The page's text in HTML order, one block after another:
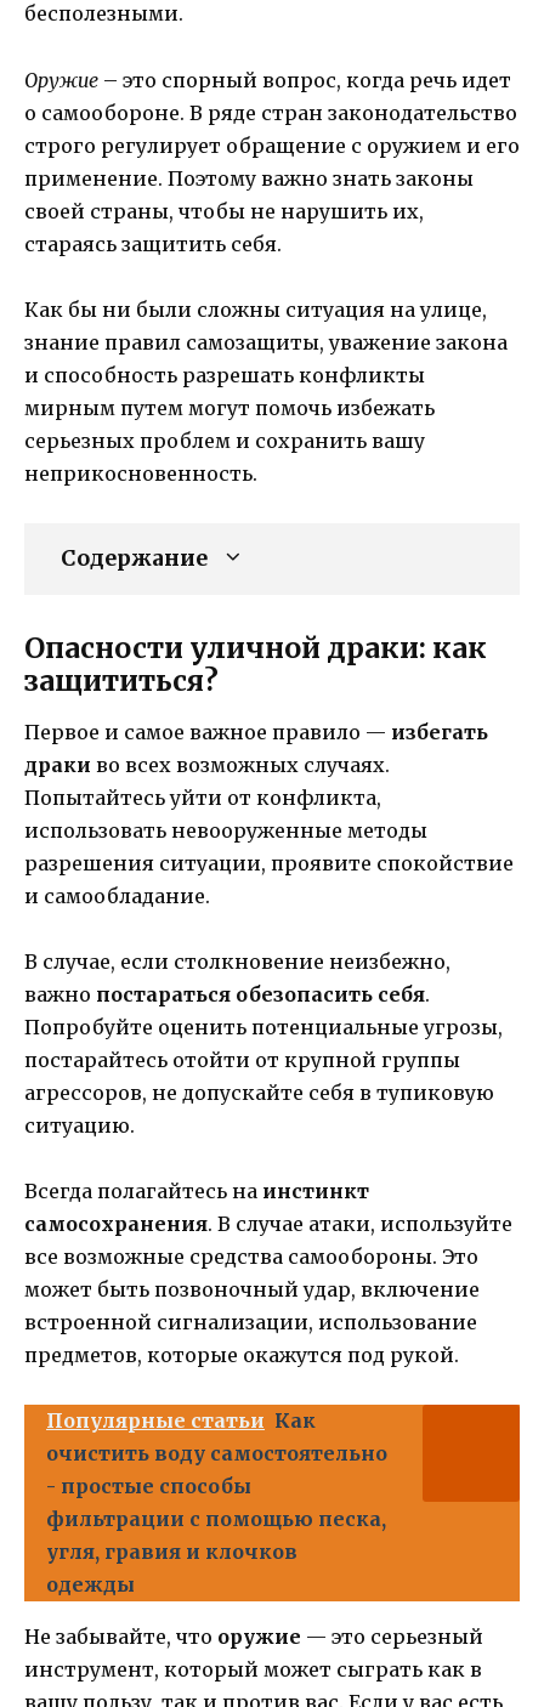
бесполезными.
Оружие – это спорный вопрос, когда речь идет
о самообороне. В ряде стран законодательство
строго регулирует обращение с оружием и его
применение. Поэтому важно знать законы
своей страны, чтобы не нарушить их,
стараясь защитить себя.
Как бы ни были сложны ситуация на улице,
знание правил самозащиты, уважение закона
и способность разрешать конфликты
мирным путем могут помочь избежать
серьезных проблем и сохранить вашу
неприкосновенность.
Содержание
Опасности уличной драки: как
защититься?
Первое и самое важное правило — избегать
драки во всех возможных случаях.
Попытайтесь уйти от конфликта,
использовать невооруженные методы
разрешения ситуации, проявите спокойствие
и самообладание.
В случае, если столкновение неизбежно,
важно постараться обезопасить себя.
Попробуйте оценить потенциальные угрозы,
постарайтесь отойти от крупной группы
агрессоров, не допускайте себя в тупиковую
ситуацию.
Всегда полагайтесь на инстинкт
самосохранения. В случае атаки, используйте
все возможные средства самообороны. Это
может быть позвоночный удар, включение
встроенной сигнализации, использование
предметов, которые окажутся под рукой.
Популярные статьи Как
очистить воду самостоятельно
- простые способы
фильтрации с помощью песка,
угля, гравия и клочков
одежды
Не забывайте, что оружие — это серьезный
инструмент, который может сыграть как в